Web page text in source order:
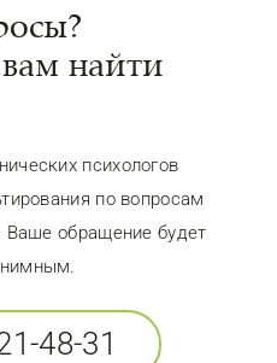
найти
психологов
по вопросам
Ваше обращение будет
48-31